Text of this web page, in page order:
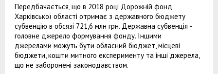
Передбачається, що в 2018 році Дорожній фонд
Харківської області отримає з державного бюджету
субвенцію в обсязі 721,6 млн грн. Державна субвенція -
головне джерело формування фонду. Іншими
джерелами можуть бути обласний бюджет, місцеві
бюджети, кошти митного експерименту та інші джерела,
що не заборонені законодавством.